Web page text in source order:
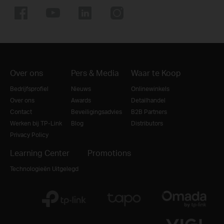
Over ons
Bedrijfsprofiel
Over ons
Contact
Werken bij TP-Link
Privacy Policy
Pers & Media
Nieuws
Awards
Beveiligingsadvies
Blog
Waar te Koop
Onlinewinkels
Detailhandel
B2B Partners
Distributors
Learning Center
Technologieën Uitgelegd
Promotions